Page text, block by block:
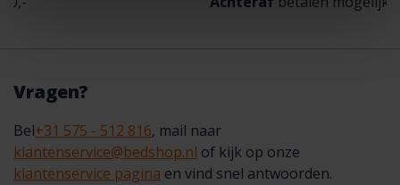
Vragen?
Bel+31 575 - 512 816, mail naar
klantenservice@bedshop.nl of kijk op onze
klantenservice pagina en vind snel antwoorden.